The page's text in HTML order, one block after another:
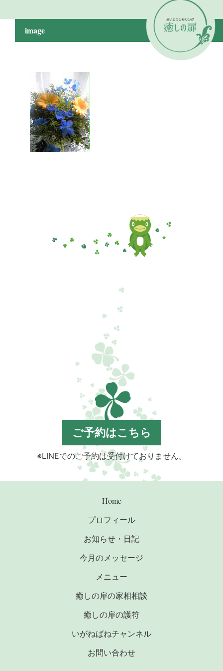
image
ご予約はこちら
※LINEでのご予約は受付けておりません。
Home
プロフィール
お知らせ・日記
今月のメッセージ
メニュー
癒しの扉の家相相談
癒しの扉の護符
いがねばねチャンネル
お問い合わせ